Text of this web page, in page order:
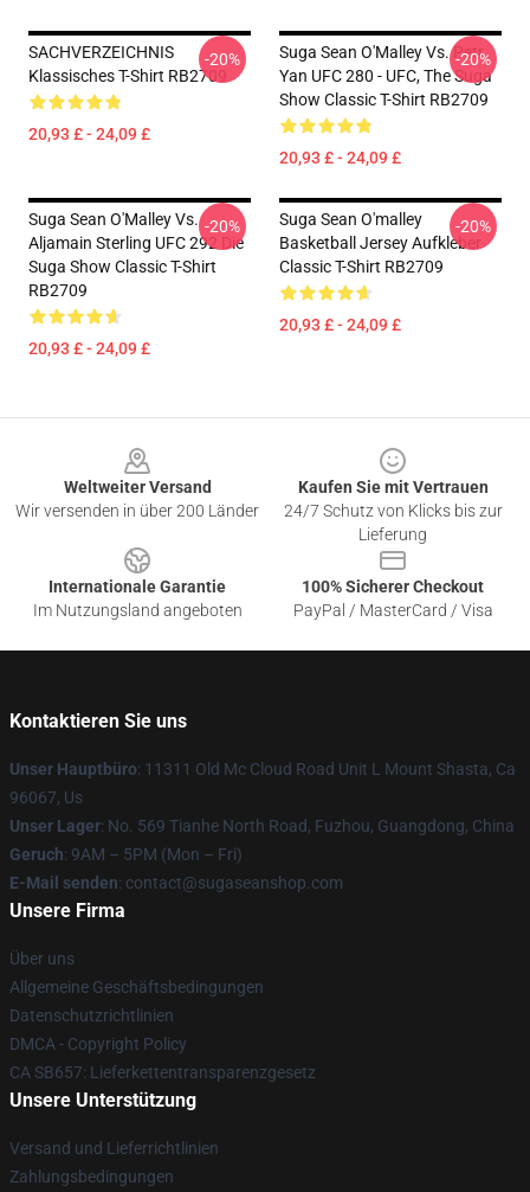
SACHVERZEICHNIS
Klassisches T-Shirt RB2709
20,93 £ - 24,09 £
-20%
Suga Sean O'Malley Vs. Petr
Yan UFC 280 - UFC, The Suga
Show Classic T-Shirt RB2709
20,93 £ - 24,09 £
-20%
Suga Sean O'Malley Vs.
Aljamain Sterling UFC 292 Die
Suga Show Classic T-Shirt
RB2709
20,93 £ - 24,09 £
-20%
Suga Sean O'malley
Basketball Jersey Aufkleber
Classic T-Shirt RB2709
20,93 £ - 24,09 £
-20%
Weltweiter Versand
Wir versenden in über 200 Länder
Kaufen Sie mit Vertrauen
24/7 Schutz von Klicks bis zur
Lieferung
Internationale Garantie
Im Nutzungsland angeboten
100% Sicherer Checkout
PayPal / MasterCard / Visa
Kontaktieren Sie uns
Unser Hauptbüro: 11311 Old Mc Cloud Road Unit L Mount Shasta, Ca
96067, Us
Unser Lager: No. 569 Tianhe North Road, Fuzhou, Guangdong, China
Geruch: 9AM – 5PM (Mon – Fri)
E-Mail senden: contact@sugaseanshop.com
Unsere Firma
Über uns
Allgemeine Geschäftsbedingungen
Datenschutzrichtlinien
DMCA - Copyright Policy
CA SB657: Lieferkettentransparenzgesetz
Unsere Unterstützung
Versand und Lieferrichtlinien
Zahlungsbedingungen